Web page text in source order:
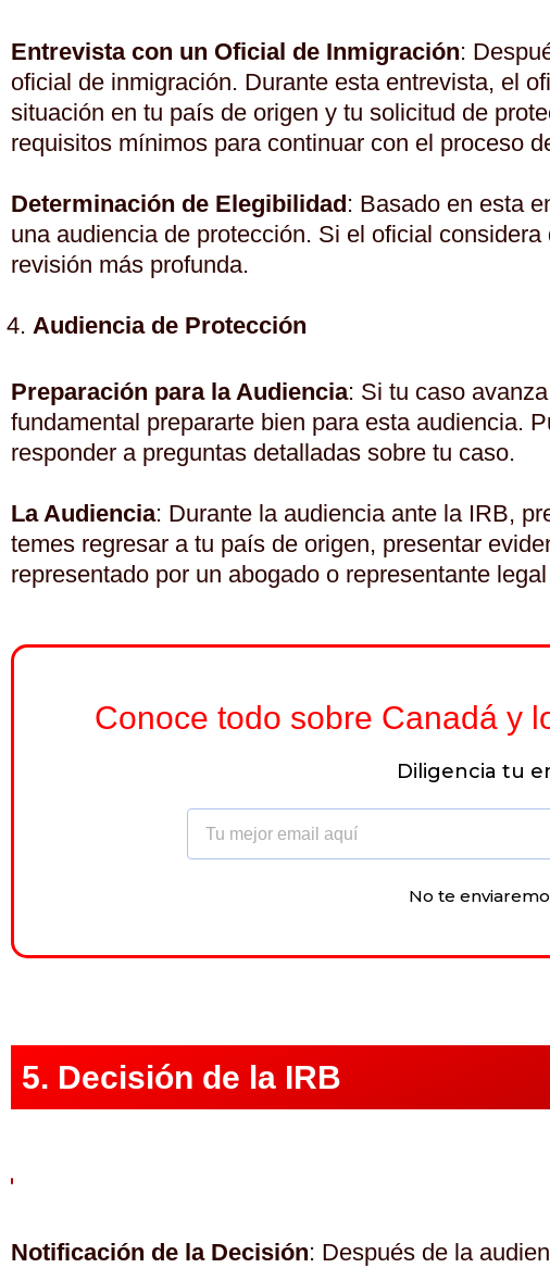
Entrevista con un Oficial de Inmigración:
oficial de inmigración. Durante esta entrevista, el
situación en tu país de origen y tu solicitud de
requisitos mínimos para continuar con el proceso
Determinación de Elegibilidad: Basado en esta
una audiencia de protección. Si el oficial
revisión más profunda.
Audiencia de Protección
Preparación para la Audiencia: Si tu caso
fundamental prepararte bien para esta audiencia.
responder a preguntas detalladas sobre tu caso.
La Audiencia: Durante la audiencia ante la IRB,
temes regresar a tu país de origen, presentar
representado por un abogado o representante
Conoce todo sobre Canadá y
Diligencia tu
Email
No te
5. Decisión de la IRB
Notificación de la Decisión: Después de la